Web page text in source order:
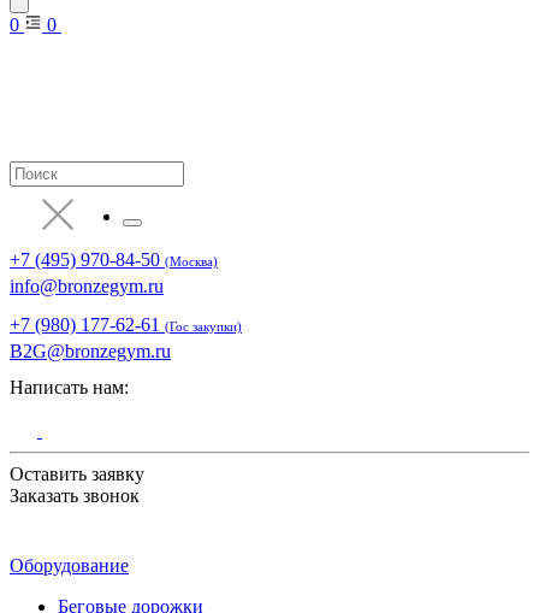
0 0
+7 (495) 970-84-50 (Москва)
info@bronzegym.ru
+7 (980) 177-62-61 (Гос закупки)
B2G@bronzegym.ru
Написать нам:
Оставить заявку
Заказать звонок
Оборудование
Беговые дорожки